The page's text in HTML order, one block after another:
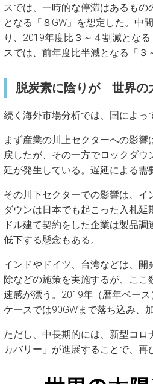
スでは、一時的な停滞はあるも
となる「８GW」を想定した。中
り、2019年度比３～４割減とな
スでは、前年度比半減となる「３
脱炭素に陰りが 世界の
続く海外市場分析では、国によっ
まず産業の川上セクターへの影
戻したが、その一方でロックダ
延が発生している。遅延による需
その川下セクターでの影響は、
ダウンは日本でも起こった入札
ドル建て契約をした企業は製品
低下する懸念もある。
インドやドイツ、台湾などは、
除などの施策を実施するが、こ
速感が漂う。2019年（暦年ベー
ケースでは90GWまで落ち込み、
ただし、中長期的には、新型コ
カバリー」が進展することで、再